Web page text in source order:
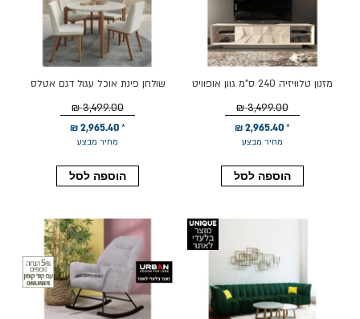
מזנון טלוויזיה 240 ס"מ גוון אופוויט
מחיר מבצע
2,965.40 ₪
3,499.00 ₪
הוספה לסל
שולחן פינת אוכל עגול דגם אטלס
מחיר מבצע
2,965.40 ₪
3,499.00 ₪
הוספה לסל